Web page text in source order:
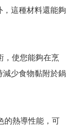
這種材料還能夠
，使您能夠在烹
少食物黏附於鍋
的熱導性能，可